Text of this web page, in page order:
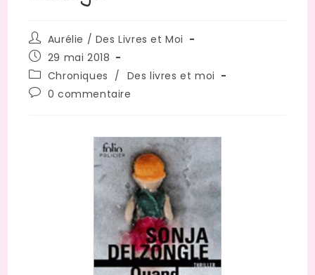
Aurélie / Des Livres et Moi
29 mai 2018
Chroniques / Des livres et moi
0 commentaire